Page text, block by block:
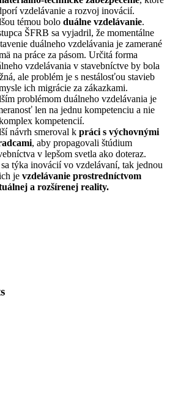
vzdelávanie a rozvoj inovácií.
témou bolo duálne vzdelávanie.
ŠFRB sa vyjadril, že momentálne
duálneho vzdelávania je zamerané
na práce za pásom. Určitá forma
vzdelávania v stavebníctve by bola
ale problém je s nestálosťou stavieb
ich migrácie za zákazkami.
problémom duálneho vzdelávania je
len na jednu kompetenciu a nie
kompetencií.
návrh smeroval k práci s výchovnými
, aby propagovali štúdium
v lepšom svetla ako doteraz.
týka inovácií vo vzdelávaní, tak jednou
je vzdelávanie prostredníctvom
a rozšírenej reality.